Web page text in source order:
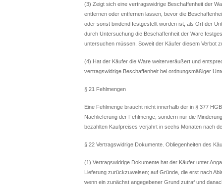
(3) Zeigt sich eine vertragswidrige Beschaffenheit der
entfernen oder entfernen lassen, bevor die
oder sonst bindend festgestellt worden ist; als Ort der
durch Untersuchung die Beschaffenheit der Ware
untersuchen müssen. Soweit der Käufer diesem Verbot
(4) Hat der Käufer die Ware weiterveräußert und
vertragswidrige Beschaffenheit bei ordnungsmäßiger
§ 21 Fehlmengen
Eine Fehlmenge braucht nicht innerhalb der in § 377
Nachlieferung der Fehlmenge, sondern nur die
bezahlten Kaufpreises verjahrt in sechs Monaten nach
§ 22 Vertragswidrige Dokumente. Obliegenheiten des
(1) Vertragswidrige Dokumente hat der Käufer unter
Lieferung zurückzuweisen; auf Gründe, die erst nach
wenn ein zunächst angegebener Grund zutraf und